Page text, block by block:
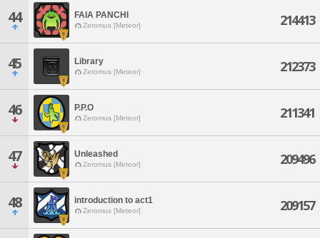
44 FAIA PANCHI
Zeromus [Meteor] 214413
45 Library
Zeromus [Meteor] 212373
46 P.P.O
Zeromus [Meteor] 211341
47 Unleashed
Zeromus [Meteor] 209496
48 introduction to act1
Zeromus [Meteor] 209157